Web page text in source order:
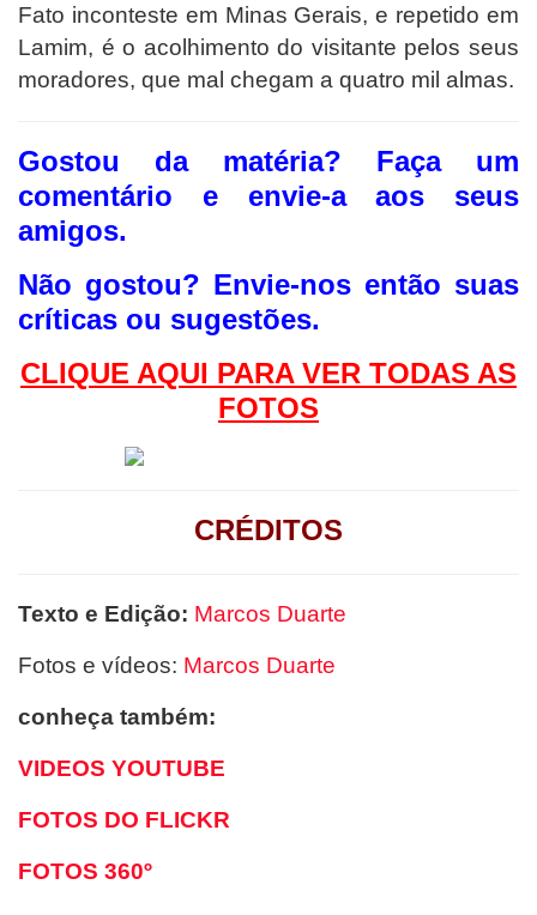
Fato inconteste em Minas Gerais, e repetido em
Lamim, é o acolhimento do visitante pelos seus
moradores, que mal chegam a quatro mil almas.
Gostou da matéria? Faça um
comentário e envie-a aos seus
amigos.
Não gostou? Envie-nos então suas
críticas ou sugestões.
CLIQUE AQUI PARA VER TODAS AS
FOTOS
CRÉDITOS
Texto e Edição: Marcos Duarte
Fotos e vídeos: Marcos Duarte
conheça também:
VIDEOS YOUTUBE
FOTOS DO FLICKR
FOTOS 360º